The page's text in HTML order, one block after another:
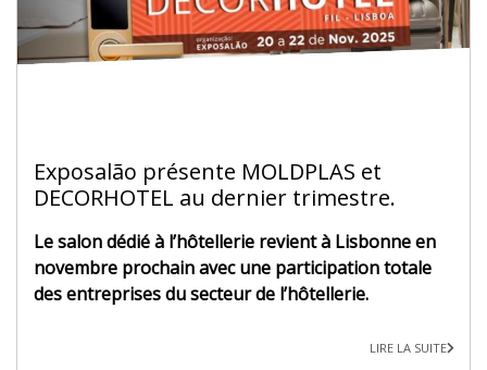
Exposalão présente MOLDPLAS et
DECORHOTEL au dernier trimestre.
Le salon dédié à l’hôtellerie revient à Lisbonne en
novembre prochain avec une participation totale
des entreprises du secteur de l’hôtellerie.
LIRE LA SUITE